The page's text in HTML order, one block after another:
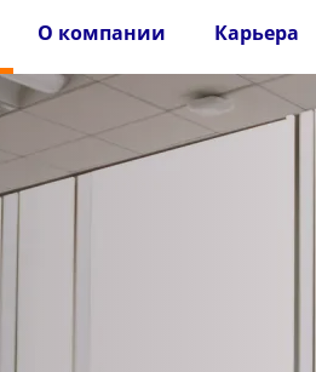
О компании Карьера